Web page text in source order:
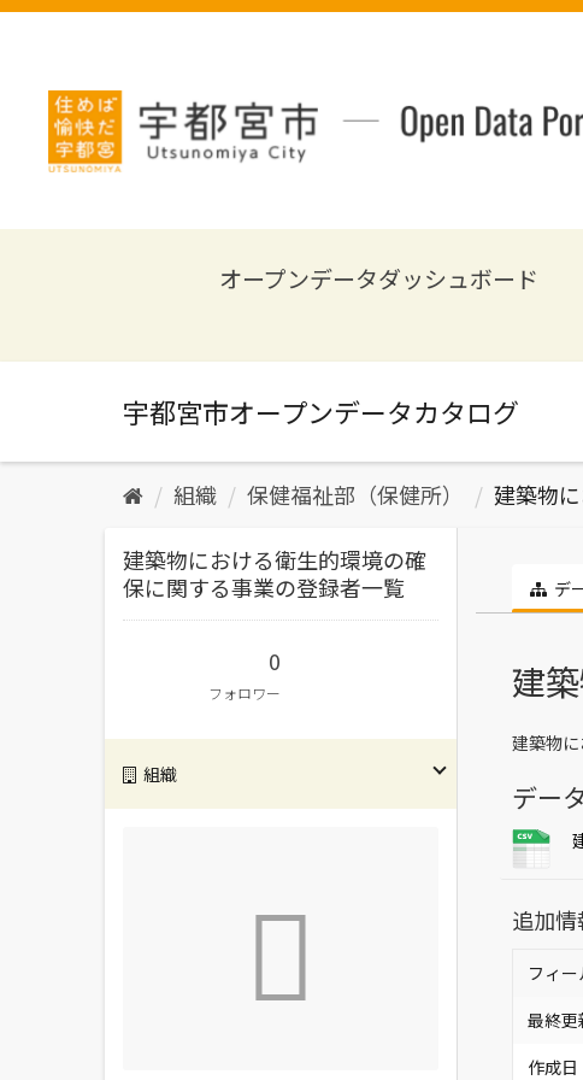
ス
オープンデータダッシュボード
組織 保健福祉部（保健所） 建築物
建築物における衛生的環境の確
保に関する事業の登録者一覧
フォロワー
0
組織
デ
建
建築物
デー
追加情
フィー
最終更
作成日